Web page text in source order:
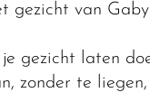
gezicht van
gezicht laten
zonder te